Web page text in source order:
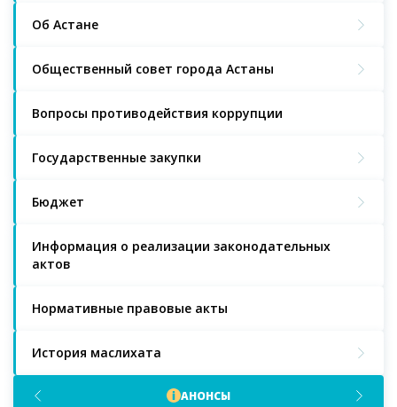
Об Астане
Общественный совет города Астаны
Вопросы противодействия коррупции
Государственные закупки
Бюджет
Информация о реализации законодательных
актов
Нормативные правовые акты
История маслихата
АНОНСЫ